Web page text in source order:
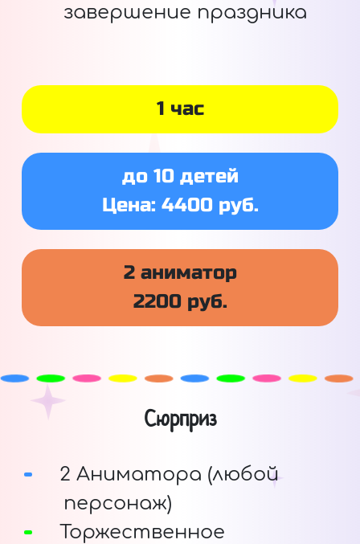
завершение праздника
1 час
до 10 детей
Цена: 4400 руб.
2 аниматор
2200 руб.
Сюрприз
2 Аниматора (любой
персонаж)
Торжественное